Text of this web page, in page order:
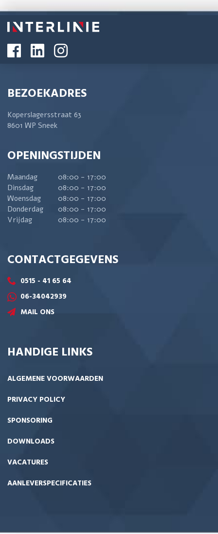
BEZOEKADRES
Koperslagersstraat 63
8601 WP Sneek
OPENINGSTIJDEN
Maandag
08:00 - 17:00
Dinsdag
08:00 - 17:00
Woensdag
08:00 - 17:00
Donderdag
08:00 - 17:00
Vrijdag
08:00 - 17:00
CONTACTGEGEVENS
0515 - 41 65 64
06-34042939
MAIL ONS
HANDIGE LINKS
ALGEMENE VOORWAARDEN
PRIVACY POLICY
SPONSORING
DOWNLOADS
VACATURES
AANLEVERSPECIFICATIES